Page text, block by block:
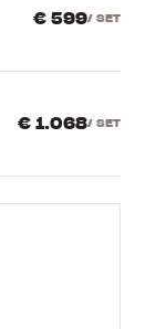
€ 599/ SET
€ 1.068/ SET